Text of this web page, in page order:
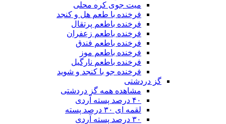
میت جوی کره محلی
فرخنده با طعم هل و کنجد
فرخنده باطعم پرتقال
فرخنده باطعم زعفران
فرخنده باطعم فندق
فرخنده باطعم موز
فرخنده باطعم نارگیل
فرخنده جو با کنجد و شوید
گز دردشتی
مشاهده همه گز دردشتی
۴۰ درصد پسته آردی
لقمه ای ۳۰ درصد پسته
۳۰ درصد پسته آردی